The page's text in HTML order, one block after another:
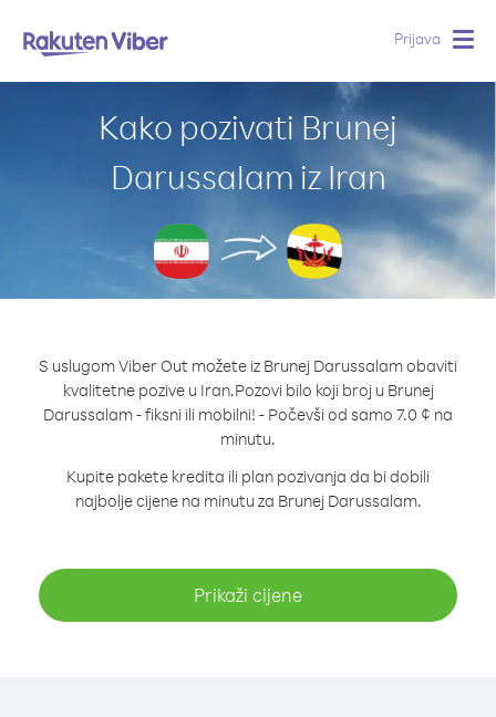
Prijava
Kako pozivati Brunej
Darussalam iz Iran
S uslugom Viber Out možete iz Brunej Darussalam obaviti
kvalitetne pozive u Iran.Pozovi bilo koji broj u Brunej
Darussalam - fiksni ili mobilni! - Počevši od samo 7.0 ¢ na
minutu.
Kupite pakete kredita ili plan pozivanja da bi dobili
najbolje cijene na minutu za Brunej Darussalam.
Prikaži cijene